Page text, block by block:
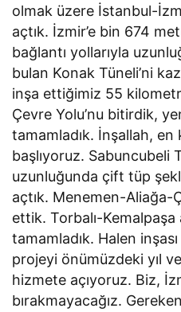
olmak üzere İstanbul-
açtık. İzmir’e bin 674
bağlantı yollarıyla
bulan Konak Tüneli’ni
inşa ettiğimiz 55
Çevre Yolu’nu bitirdik,
tamamladık. İnşallah, en
başlıyoruz. Sabuncubeli
uzunluğunda çift tüp
açtık. Menemen-Aliağa-
ettik. Torbalı-Kemalpaşa
tamamladık. Halen
projeyi önümüzdeki yıl
hizmete açıyoruz. Biz,
bırakmayacağız.